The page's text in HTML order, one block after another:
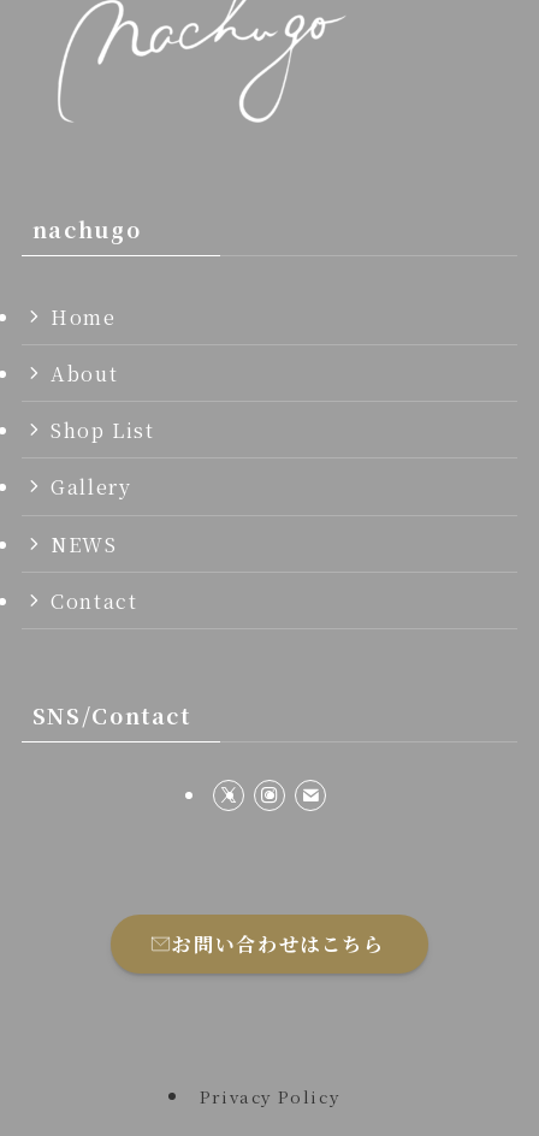
nachugo
Home
About
Shop List
Gallery
NEWS
Contact
SNS/Contact
お問い合わせはこちら
Privacy Policy